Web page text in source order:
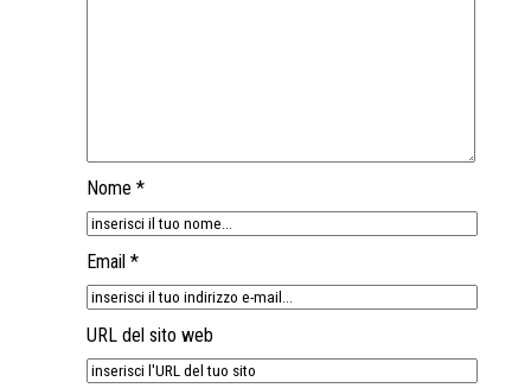
Nome *
Email *
URL del sito web